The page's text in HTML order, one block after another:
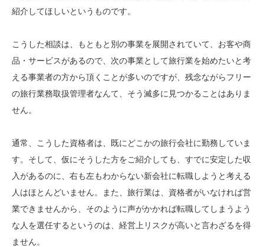
紹介してほしいというものです。
こうした相談は、もともと別の事業を展開されていて、お客や商
品・サービスがあるので、次の事業として旅行業を始めたいと考
える事業者の方から頂くことが多いのですが、残念ながらフリー
の旅行業務取扱管理者なんて、そう滅多に見つかることはありま
せん。
通常、こうした資格者は、既にどこかの旅行会社に勤務していま
す。そして、仮にそうした方をご紹介しても、すでに安定した収
入があるのに、右も左もわからない新会社に転職しようと考える
人はほとんどいません。また、旅行業は、資格者がいなければ営
業できませんから、そのように声がかかれば転職してしまうよう
な人を選任するというのは、経営上リスクが高いと言わざるを得
ません。